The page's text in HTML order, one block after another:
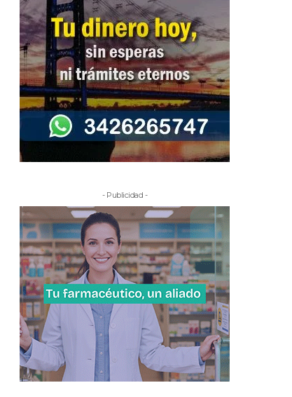
- Publicidad -